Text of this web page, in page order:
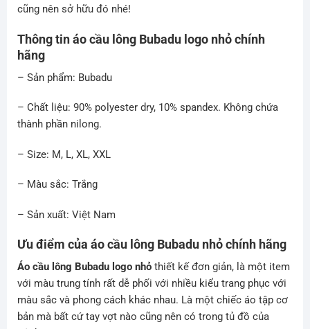
cũng nên sở hữu đó nhé!
Thông tin áo cầu lông Bubadu logo nhỏ chính
hãng
– Sản phẩm: Bubadu
– Chất liệu: 90% polyester dry, 10% spandex. Không chứa
thành phần nilong.
– Size: M, L, XL, XXL
– Màu sắc: Trắng
– Sản xuất: Việt Nam
Ưu điểm của áo cầu lông Bubadu nhỏ chính hãng
Áo cầu lông Bubadu logo nhỏthiết kế đơn giản, là một item
với màu trung tính rất dễ phối với nhiều kiểu trang phục với
màu sắc và phong cách khác nhau. Là một chiếc áo tập cơ
bản mà bất cứ tay vợt nào cũng nên có trong tủ đồ của